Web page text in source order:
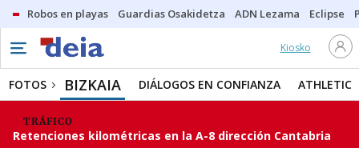
Robos en playas Guardias Osakidetza ADN Lezama Eclipse
Kiosko
FOTOS BIZKAIA DIÁLOGOS EN CONFIANZA ATHLETIC
TRÁFICO
Retenciones kilométricas en la A-8 dirección Cantabria